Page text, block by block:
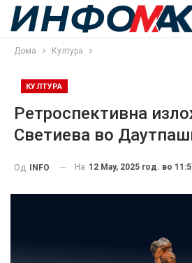
Дома Култура
КУЛТУРА
Ретроспективна
Светиева во
Од INFO На 12 May, 2025 год. во